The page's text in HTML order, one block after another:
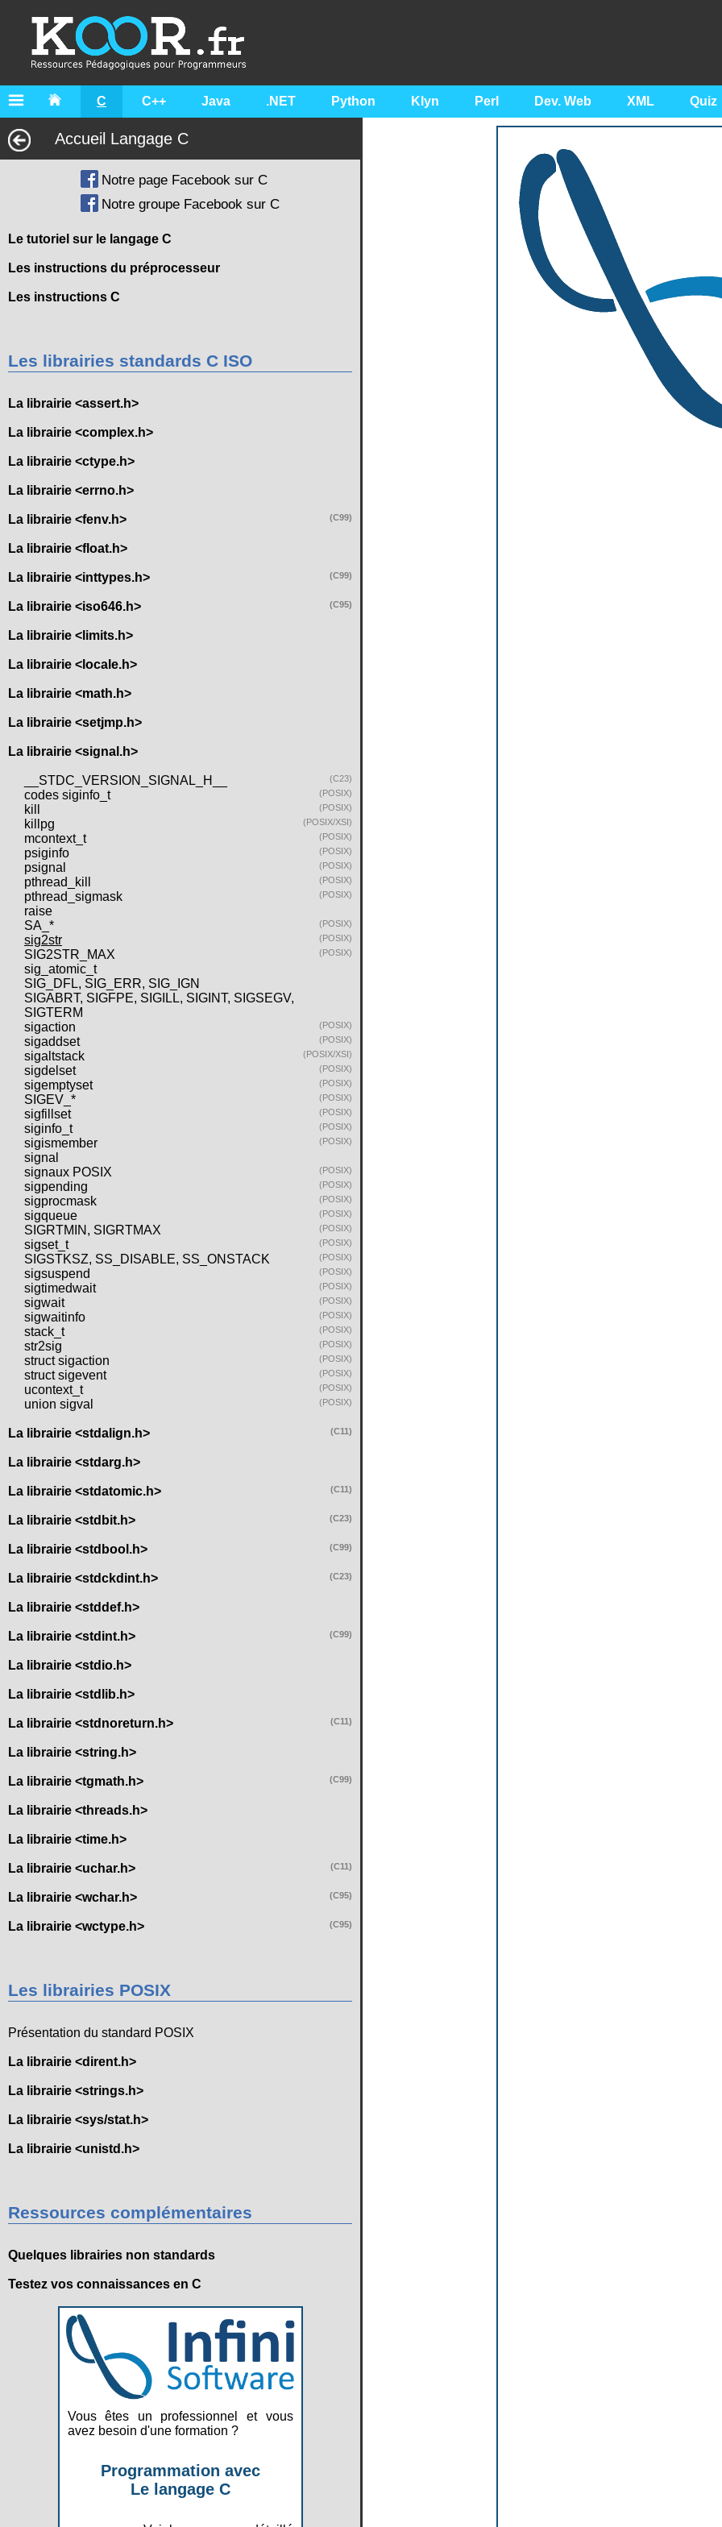
C C++ Java .NET Python Klyn Perl Dev. Web XML Quiz
Accueil Langage C
Notre page Facebook sur C
Notre groupe Facebook sur C
Le tutoriel sur le langage C
Les instructions du préprocesseur
Les instructions C
Les librairies standards C ISO
La librairie <assert.h>
La librairie <complex.h>
La librairie <ctype.h>
La librairie <errno.h>
La librairie <fenv.h> (C99)
La librairie <float.h>
La librairie <inttypes.h> (C99)
La librairie <iso646.h> (C95)
La librairie <limits.h>
La librairie <locale.h>
La librairie <math.h>
La librairie <setjmp.h>
La librairie <signal.h>
__STDC_VERSION_SIGNAL_H__ (C23)
codes siginfo_t (POSIX)
kill (POSIX)
killpg (POSIX/XSI)
mcontext_t (POSIX)
psiginfo (POSIX)
psignal (POSIX)
pthread_kill (POSIX)
pthread_sigmask (POSIX)
raise
SA_*
(POSIX)
sig2str (POSIX)
SIG2STR_MAX (POSIX)
sig_atomic_t
SIG_DFL, SIG_ERR, SIG_IGN
SIGABRT, SIGFPE, SIGILL, SIGINT, SIGSEGV,
SIGTERM
sigaction
(POSIX)
sigaddset (POSIX)
sigaltstack (POSIX/XSI)
sigdelset (POSIX)
sigemptyset (POSIX)
SIGEV_* (POSIX)
sigfillset (POSIX)
siginfo_t (POSIX)
sigismember (POSIX)
signal
signaux POSIX
(POSIX)
sigpending (POSIX)
sigprocmask (POSIX)
sigqueue (POSIX)
SIGRTMIN, SIGRTMAX (POSIX)
sigset_t (POSIX)
SIGSTKSZ, SS_DISABLE, SS_ONSTACK (POSIX)
sigsuspend (POSIX)
sigtimedwait (POSIX)
sigwait (POSIX)
sigwaitinfo (POSIX)
stack_t (POSIX)
str2sig (POSIX)
struct sigaction (POSIX)
struct sigevent (POSIX)
ucontext_t (POSIX)
union sigval (POSIX)
La librairie <stdalign.h> (C11)
La librairie <stdarg.h>
La librairie <stdatomic.h> (C11)
La librairie <stdbit.h> (C23)
La librairie <stdbool.h> (C99)
La librairie <stdckdint.h> (C23)
La librairie <stddef.h>
La librairie <stdint.h> (C99)
La librairie <stdio.h>
La librairie <stdlib.h>
La librairie <stdnoreturn.h> (C11)
La librairie <string.h>
La librairie <tgmath.h> (C99)
La librairie <threads.h>
La librairie <time.h>
La librairie <uchar.h> (C11)
La librairie <wchar.h> (C95)
La librairie <wctype.h> (C95)
Les librairies POSIX
Présentation du standard POSIX
La librairie <dirent.h>
La librairie <strings.h>
La librairie <sys/stat.h>
La librairie <unistd.h>
Ressources complémentaires
Quelques librairies non standards
Testez vos connaissances en C
Vous êtes un professionnel et vous
avez besoin d'une formation ?
Programmation avec
Le langage C